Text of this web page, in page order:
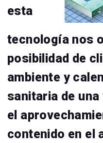
esta
tecnología nos
posibilidad de
ambiente y
sanitaria de
el
contenido en el